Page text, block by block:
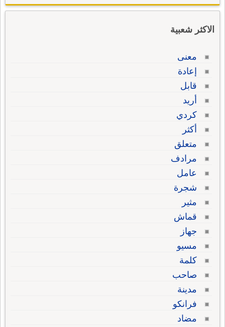
الاكثر شعبية
معنى
إعادة
قابل
أريد
كردي
أكثر
متعلق
مرادف
عامل
شجرة
مثير
قماش
جهاز
مسيو
كلمة
صاحب
مدينة
فرانكو
مضاد